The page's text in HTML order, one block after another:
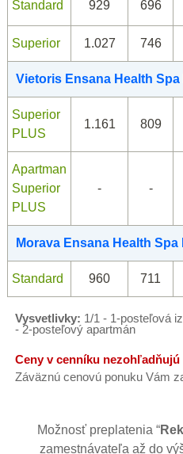
Standard 929 696
Superior 1.027 746
Vietoris Ensana Health Spa
Superior
PLUS
1.161 809
Apartman
Superior
PLUS
- -
Morava Ensana Health Spa
Standard 960 711
Vysvetlivky: 1/1 - 1-posteľová
- 2-posteľový apartmán
Ceny v cenníku
Záväznú cenovú ponuku Vám
Možnosť preplatenia “
zamestnávateľa až do